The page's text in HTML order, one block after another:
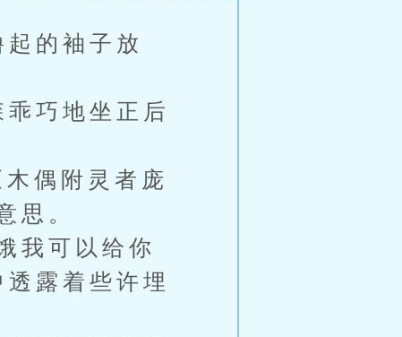
的袖子放
巧地坐正后
偶附灵者庞
思。
我可以给你
露着些许埋